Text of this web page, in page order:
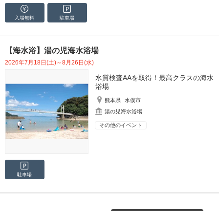
入場無料 駐車場
【海水浴】湯の児海水浴場
2026年7月18日(土)～8月26日(水)
水質検査AAを取得！最高クラスの海水
浴場
熊本県
水俣市
湯の児海水浴場
その他のイベント
駐車場